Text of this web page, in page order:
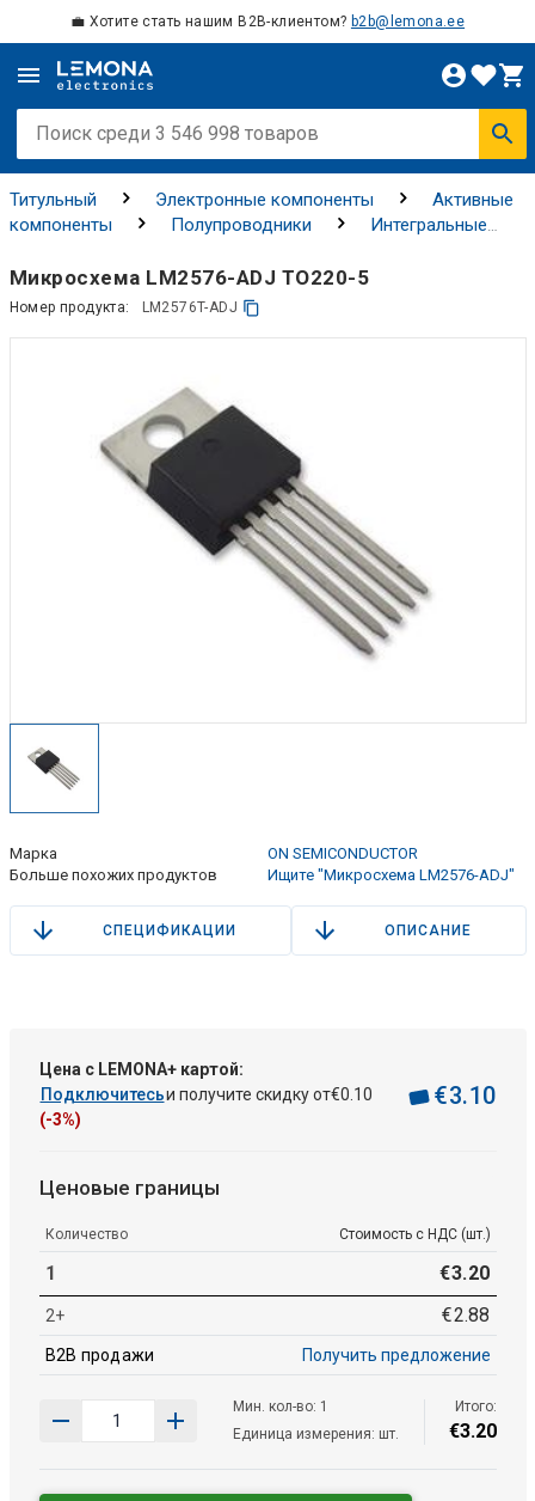
💼 Хотите стать нашим B2B-клиентом? b2b@lemona.ee
Титульный Электронные компоненты
Активные
компоненты
Полупроводники
Интегральные
(PMIC)
Микросхема LM2576-ADJ TO220-5
Номер продукта: LM2576T-ADJ
Марка
ON SEMICONDUCTOR
Больше похожих продуктов
Ищите "Микросхема LM2576-ADJ"
СПЕЦИФИКАЦИИ ОПИСАНИЕ
Цена с LEMONA+ картой:
Подключитесьи получите скидку от€0 10
(-3%)
€3.10
Ценовые границы
Количество Стоимость с НДС (шт.)
1 €3.20
2+ €2.88
B2B продажи Получить предложение
Мин. кол-во: 1
Единица измерения: шт.
Итого:
€3.20